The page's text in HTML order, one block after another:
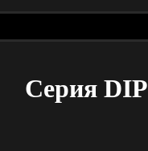
Серия DIP